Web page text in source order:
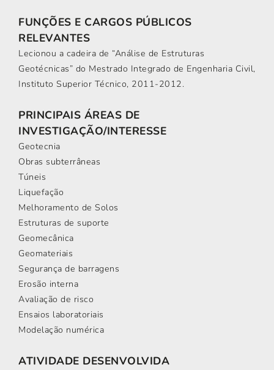
FUNÇÕES E CARGOS PÚBLICOS
RELEVANTES
Lecionou a cadeira de “Análise de Estruturas
Geotécnicas” do Mestrado Integrado de Engenharia Civil,
Instituto Superior Técnico, 2011-2012.
PRINCIPAIS ÁREAS DE
INVESTIGAÇÃO/INTERESSE
Geotecnia
Obras subterrâneas
Túneis
Liquefação
Melhoramento de Solos
Estruturas de suporte
Geomecânica
Geomateriais
Segurança de barragens
Erosão interna
Avaliação de risco
Ensaios laboratoriais
Modelação numérica
ATIVIDADE DESENVOLVIDA